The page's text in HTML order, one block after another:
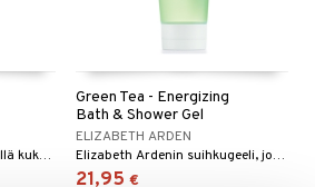
Mieto suihkugeeli pehmeällä kukkaistuoksulla - Elizabeth Arden
Green Tea - Energizing
Bath & Shower Gel
ELIZABETH ARDEN
Elizabeth Ardenin suihkugeeli, jonka tuoksu on kevyt ja vihreä.
21,95 €